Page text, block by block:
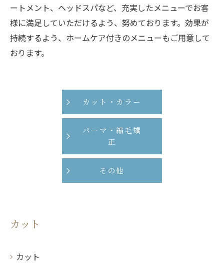
ートメント、ヘッドスパなど、充実したメニューでお客
様に満足していただけるよう、努めております。効果が
持続するよう、ホームケア付きのメニューもご用意して
おります。
カット・カラー
パーマ・縮毛矯
正
その他
カット
カット